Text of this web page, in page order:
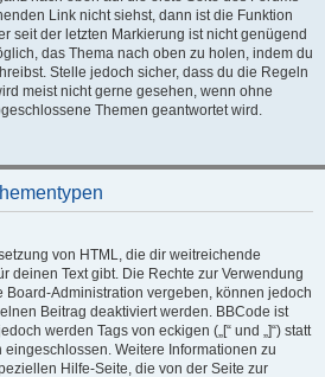
Link nicht siehst, dann ist die Funktion
seit der letzten Markierung ist nicht genügend
das Thema nach oben zu holen, indem du
Stelle jedoch sicher, dass du die Regeln
meist nicht gerne gesehen, wenn ohne
Themen geantwortet wird.
von HTML, die dir weitreichende
deinen Text gibt. Die Rechte zur Verwendung
Administration vergeben, können jedoch
Beitrag deaktiviert werden. BBCode ist
werden Tags von eckigen („[“ und „]“) statt
eingeschlossen. Weitere Informationen zu
Hilfe-Seite, die von der Seite zur